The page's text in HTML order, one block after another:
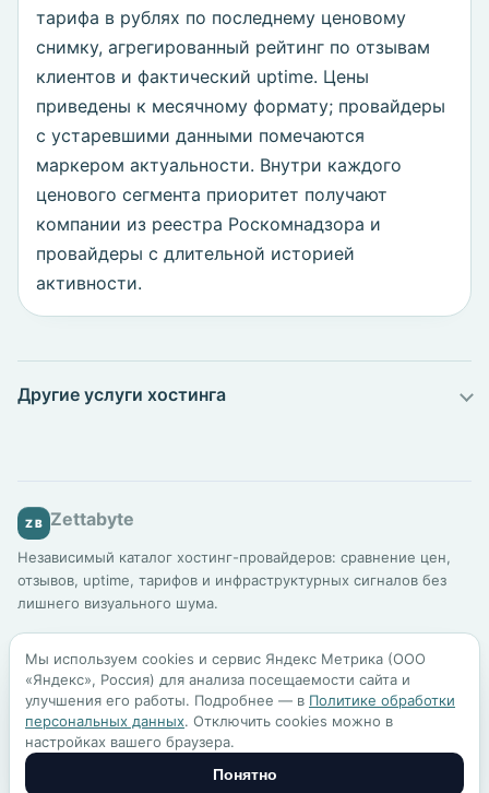
тарифа в рублях по последнему ценовому
снимку, агрегированный рейтинг по отзывам
клиентов и фактический uptime. Цены
приведены к месячному формату; провайдеры
с устаревшими данными помечаются
маркером актуальности. Внутри каждого
ценового сегмента приоритет получают
компании из реестра Роскомнадзора и
провайдеры с длительной историей
активности.
Другие услуги хостинга
ZB Zettabyte
Независимый каталог хостинг-провайдеров: сравнение цен,
отзывов, uptime, тарифов и инфраструктурных сигналов без
лишнего визуального шума.
Шаблоны сайтовБлогМетодология
По всем вопросам:mail@zettabyte.ru
Политика обработки персональных данных
Пользовательское соглашение
Мы используем cookies и сервис Яндекс Метрика (ООО
«Яндекс», Россия) для анализа посещаемости сайта и
улучшения его работы. Подробнее — в Политике обработки
персональных данных. Отключить cookies можно в
настройках вашего браузера.
Понятно